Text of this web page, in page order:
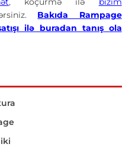
Bakıda Rampage
ilə buradan tanış ola